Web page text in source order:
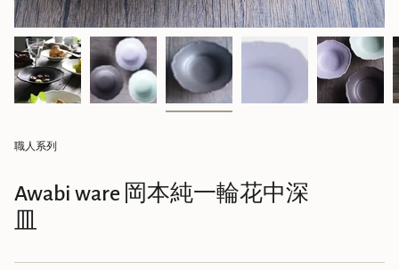
職人系列
Awabi ware 岡本純一輪花中深
皿